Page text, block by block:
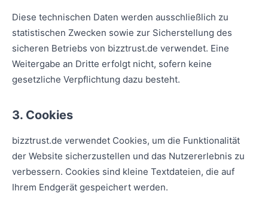
Diese technischen Daten werden ausschließlich zu
statistischen Zwecken sowie zur Sicherstellung des
sicheren Betriebs von bizztrust.de verwendet. Eine
Weitergabe an Dritte erfolgt nicht, sofern keine
gesetzliche Verpflichtung dazu besteht.
3. Cookies
bizztrust.de verwendet Cookies, um die Funktionalität
der Website sicherzustellen und das Nutzererlebnis zu
verbessern. Cookies sind kleine Textdateien, die auf
Ihrem Endgerät gespeichert werden.